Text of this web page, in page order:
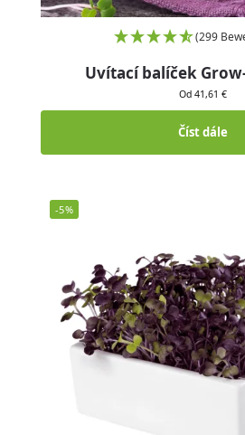
(299
Uvítací balíček
Od 41,61 €
Číst dále
-5%